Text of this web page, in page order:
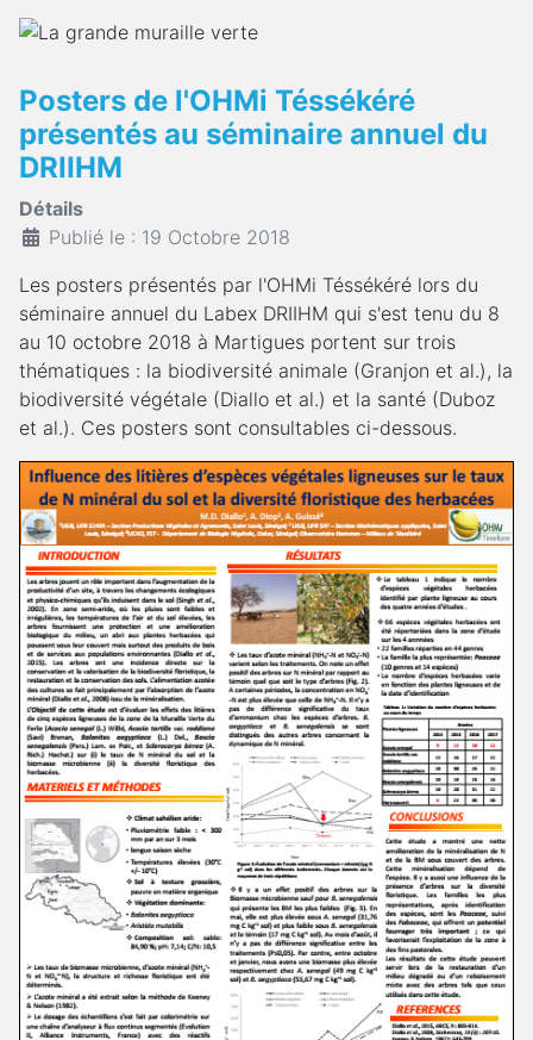
Posters de l'OHMi Téssékéré
présentés au séminaire annuel du
DRIIHM
Détails
Publié le : 19 Octobre 2018
Les posters présentés par l'OHMi Téssékéré lors du
séminaire annuel du Labex DRIIHM qui s'est tenu du 8
au 10 octobre 2018 à Martigues portent sur trois
thématiques : la biodiversité animale (Granjon et al.), la
biodiversité végétale (Diallo et al.) et la santé (Duboz
et al.). Ces posters sont consultables ci-dessous.